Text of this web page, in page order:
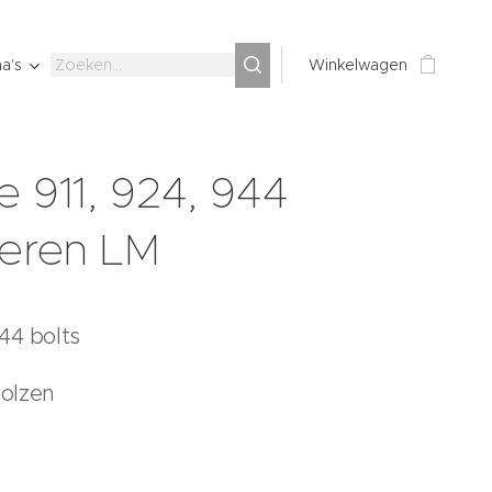
Winkelwagen
911, 924, 944
LM
bolts